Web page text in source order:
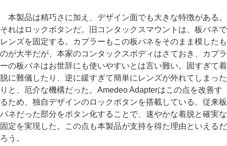
本製品は精巧さに加え、デザイン面でも大きな特徴がある。
それはロックボタンだ。旧コンタックスマウントは、板バネで
レンズを固定する。カプラーもこの板バネをそのまま模したも
のが大半だが、本家のコンタックスボディはさておき、カプラ
ーの板バネはお世辞にも使いやすいとは言い難い。固すぎて着
脱に難儀したり、逆に緩すぎて簡単にレンズが外れてしまった
りと、厄介な機構だった。Amedeo Adapterはこの点を改善す
るため、独自デザインのロックボタンを搭載している。従来板
バネだった部分をボタン化することで、速やかな着脱と確実な
固定を実現した。この点も本製品が支持を得た理由といえるだ
ろう。